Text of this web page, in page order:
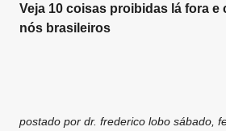
Veja 10 coisas proibidas lá fora
nós brasileiros
postado por dr. frederico lobo sábado,